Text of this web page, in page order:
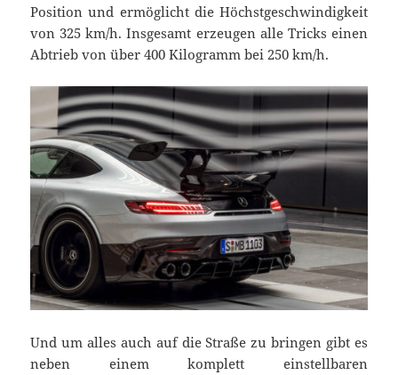
Position und ermöglicht die Höchstgeschwindigkeit
von 325 km/h. Insgesamt erzeugen alle Tricks einen
Abtrieb von über 400 Kilogramm bei 250 km/h.
Und um alles auch auf die Straße zu bringen gibt es
neben einem komplett einstellbaren